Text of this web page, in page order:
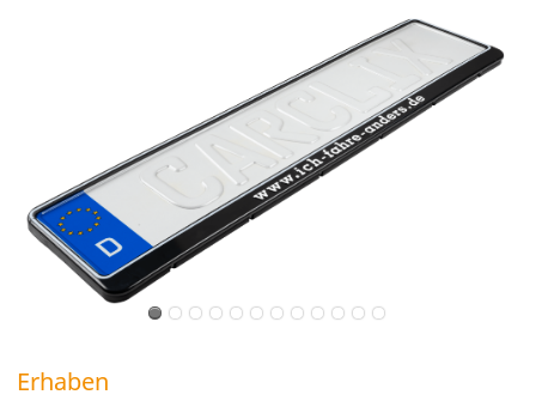
Erhaben